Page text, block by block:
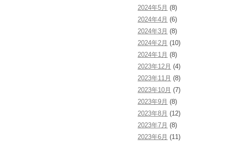
2024年5月 (8)
2024年4月 (6)
2024年3月 (8)
2024年2月 (10)
2024年1月 (8)
2023年12月 (4)
2023年11月 (8)
2023年10月 (7)
2023年9月 (8)
2023年8月 (12)
2023年7月 (8)
2023年6月 (11)